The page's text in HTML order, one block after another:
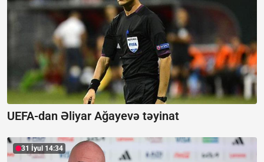
UEFA-dan Əliyar Ağayevə təyinat
31 İyul 14:34